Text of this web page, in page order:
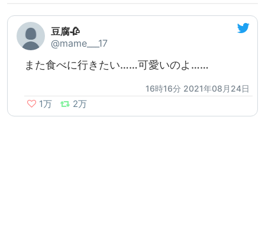
豆腐🥀
@mame___17
また食べに行きたい……可愛いのよ……
16時16分 2021年08月24日
1万 2万